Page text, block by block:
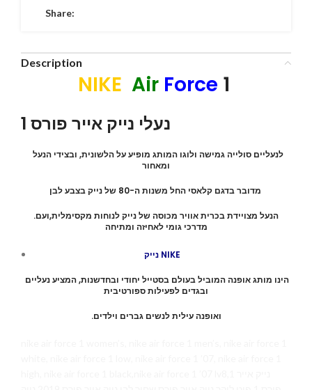
Share:
Description
NIKE Air Force 1
ומאחור
.הנעל מצויידת בכרית אוויר מכוסה של נייק לנוחות מקסימלית,ועם
מדרכי גומי לאחיזה ומתיחה
נייק NIKE
ובגדים לפעילות ספורטיבית
.ואופנה עילית לנשים גברים וילדים